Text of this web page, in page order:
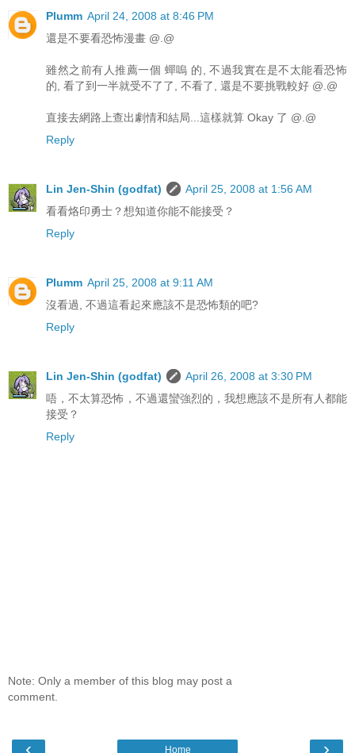
Plumm April 24, 2008 at 8:46 PM
還是不要看恐怖漫畫 @.@
雖然之前有人推薦一個 蟬嗚 的, 不過我實在是不太能看恐怖
的, 看了到一半就受不了了, 不看了, 還是不要挑戰較好 @.@
直接去網路上查出劇情和結局...這樣就算 Okay 了 @.@
Reply
Lin Jen-Shin (godfat)
April 25, 2008 at 1:56 AM
看看烙印勇士？想知道你能不能接受？
Reply
Plumm April 25, 2008 at 9:11 AM
沒看過, 不過這看起來應該不是恐怖類的吧?
Reply
Lin Jen-Shin (godfat)
April 26, 2008 at 3:30 PM
唔，不太算恐怖，不過還蠻強烈的，我想應該不是所有人都能
接受？
Reply
Note: Only a member of this blog may post a
comment.
‹ ›
Home